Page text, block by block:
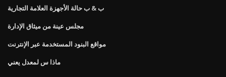
ب & ب حالة الأجهزة العلامة التجارية
مجلس عينة من ميثاق الإدارة
مواقع البنود المستخدمة عبر الإنترنت
ماذا س لمعدل يعني